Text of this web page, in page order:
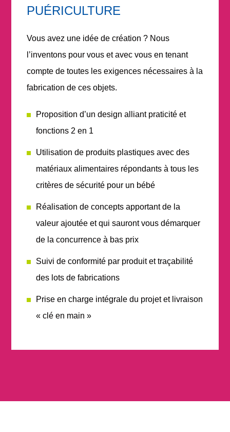
PUÉRICULTURE
Vous avez une idée de création ? Nous
l’inventons pour vous etavec vous en tenant
compte de toutes les exigences nécessaires à la
fabrication de ces objets.
Proposition d’un design alliant praticité et
fonctions 2 en 1
Utilisation de produits plastiques avec des
matériaux alimentaires répondants à tous les
critères de sécurité pour un bébé
Réalisation de concepts apportant de la
valeur ajoutée et qui sauront vous démarquer
de la concurrence à bas prix
Suivi de conformité par produit et traçabilité
des lots de fabrications
Prise en charge intégrale du projet et livraison
« clé en main »